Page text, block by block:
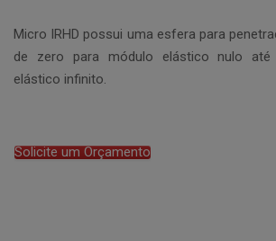
Micro IRHD possui uma esfera para
de zero para módulo elástico nulo até
elástico infinito.
Solicite um Orçamento